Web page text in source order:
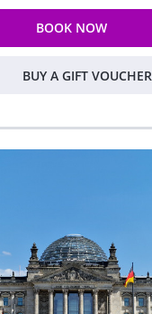
BOOK NOW
BUY A GIFT VOUCHER